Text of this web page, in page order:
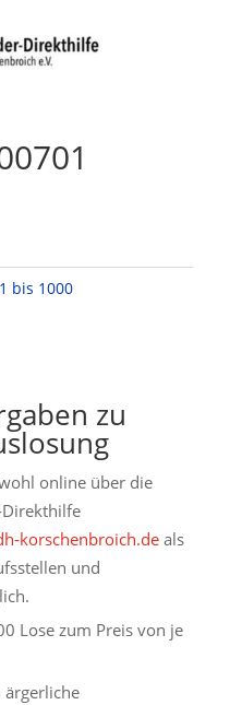
bis 1000
zu
online über die
korschenbroich.deals
und
Lose zum Preis von je
ärgerliche